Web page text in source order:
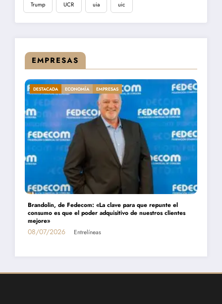
Trump UCR uia uic
EMPRESAS
DESTACADA ECONOMÍA EMPRESAS
Daniel Montamat: «Todavía pagamos el costo del populismo
energético con los cortes de gas»
01/07/2026 Entrelíneas